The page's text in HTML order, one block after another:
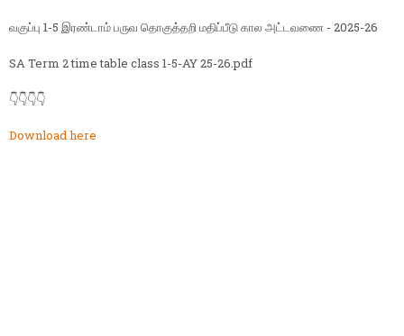
வகுப்பு 1-5 இரண்டாம் பருவ தொகுத்தறி மதிப்பீடு கால அட்டவணை - 2025-26
SA Term 2 time table class 1-5-AY 25-26.pdf
👇👇👇👇
Download here